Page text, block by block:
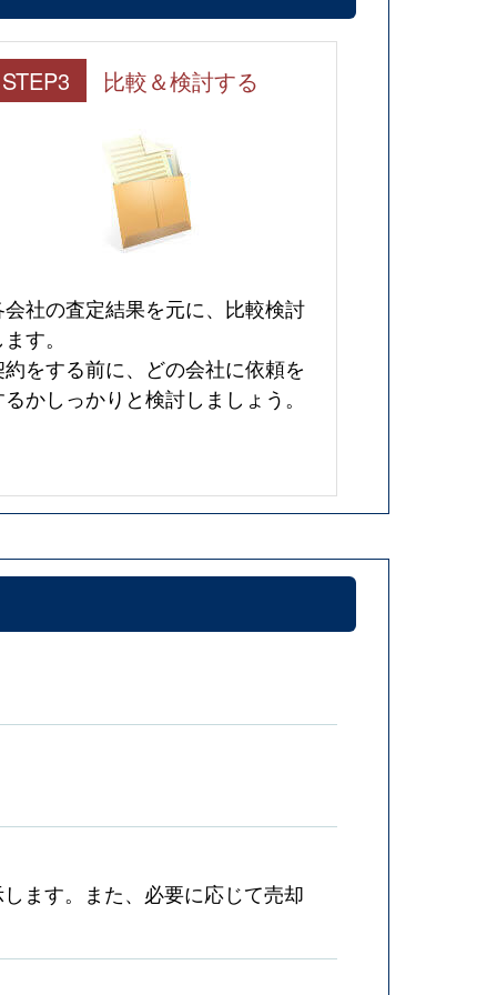
STEP3 比較＆検討する
会社の査定結果を元に、比較検討
す。
約をする前に、どの会社に依頼を
かしっかりと検討しましょう。
ます。また、必要に応じて売却